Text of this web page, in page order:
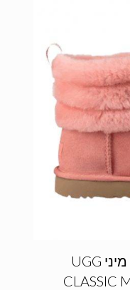
מגפי האגג דגם פלוף מיני UGG
CLASSIC